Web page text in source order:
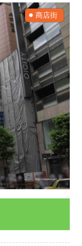
商店街